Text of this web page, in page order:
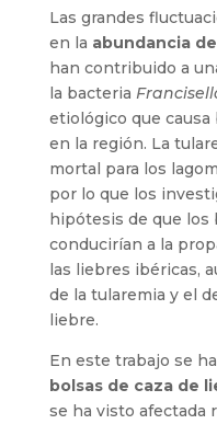
Las grandes
en la abundancia
han contribuido a
la bacteria
etiológico que
en la región. La
mortal para los
por lo que los
hipótesis de que
conducirían a la
las liebres ibéricas,
de la tularemia y el
liebre.
En este trabajo se
bolsas de caza de
se ha visto